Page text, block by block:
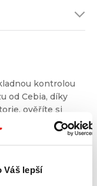
Váš lepší
kontrolou
od Cebia, díky
ověříte si
Dvojité